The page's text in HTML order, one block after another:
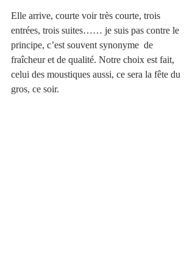
Elle arrive, courte voir très courte, trois
entrées, trois suites…… je suis pas contre le
principe, c’est souvent synonyme  de
fraîcheur et de qualité. Notre choix est fait,
celui des moustiques aussi, ce sera la fête du
gros, ce soir.